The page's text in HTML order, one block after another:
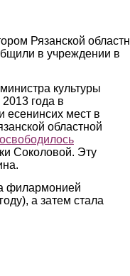
Рязанской
в учреждении в
культуры
года в
есенинсих мест в
областной
освободилось
Соколовой. Эту
филармонией
а затем стала